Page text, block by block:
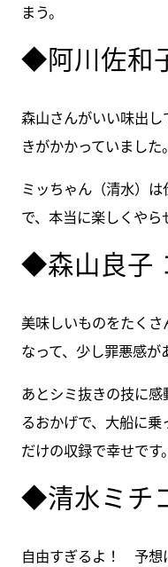
まう。
◆阿川佐和
森山さんがいい味出
きがかかっていました。
ミッちゃん（清水）
で、本当に楽しくやら
◆森山良子
美味しいものをたく
なって、少し罪悪感が
あとシミ抜きの技に
るおかげで、大船に
だけの収録で幸せです。
◆清水ミチ
自由すぎるよ！ 予想